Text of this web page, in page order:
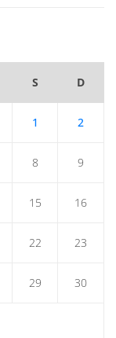
S D
1 2
8 9
15 16
22 23
29 30